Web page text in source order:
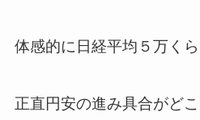
体感的に日経平均５万くら
正直円安の進み具合がど